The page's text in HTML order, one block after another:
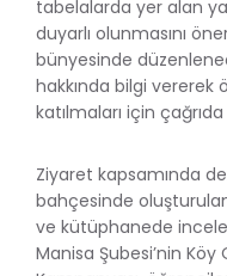
tabelalarda yer alan
duyarlı olunmasını
bünyesinde
hakkında bilgi vererek
katılmaları için
Ziyaret kapsamında
bahçesinde
ve kütüphanede
Manisa Şubesi’nin Köy